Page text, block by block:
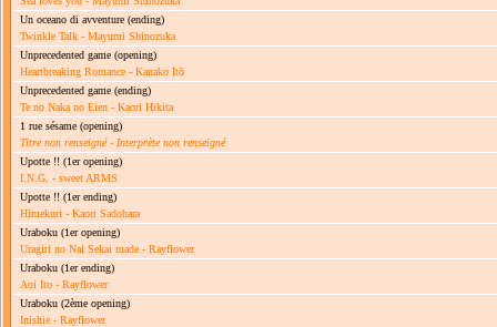
Un oceano di avventure (ending)
Twinkle Talk - Mayumi Shinozuka
Unprecedented game (opening)
Heartbreaking Romance - Kanako Itō
Unprecedented game (ending)
Te no Naka no Eien - Kaori Hikita
1 rue sésame (opening)
Titre non renseigné- Interprète non renseigné
Upotte !! (1er opening)
I.N.G. - sweet ARMS
Upotte !! (1er ending)
Himekuri - Kaori Sadohara
Uraboku (1er opening)
Uragiri no Nai Sekai made - Rayflower
Uraboku (1er ending)
Aoi Ito - Rayflower
Uraboku (2ème opening)
Inishie - Rayflower